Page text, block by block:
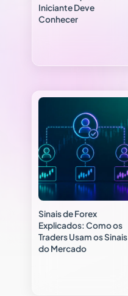
Iniciante Deve
Conhecer
Sinais de Forex
Explicados: Como os
Traders Usam os Sinais
do Mercado